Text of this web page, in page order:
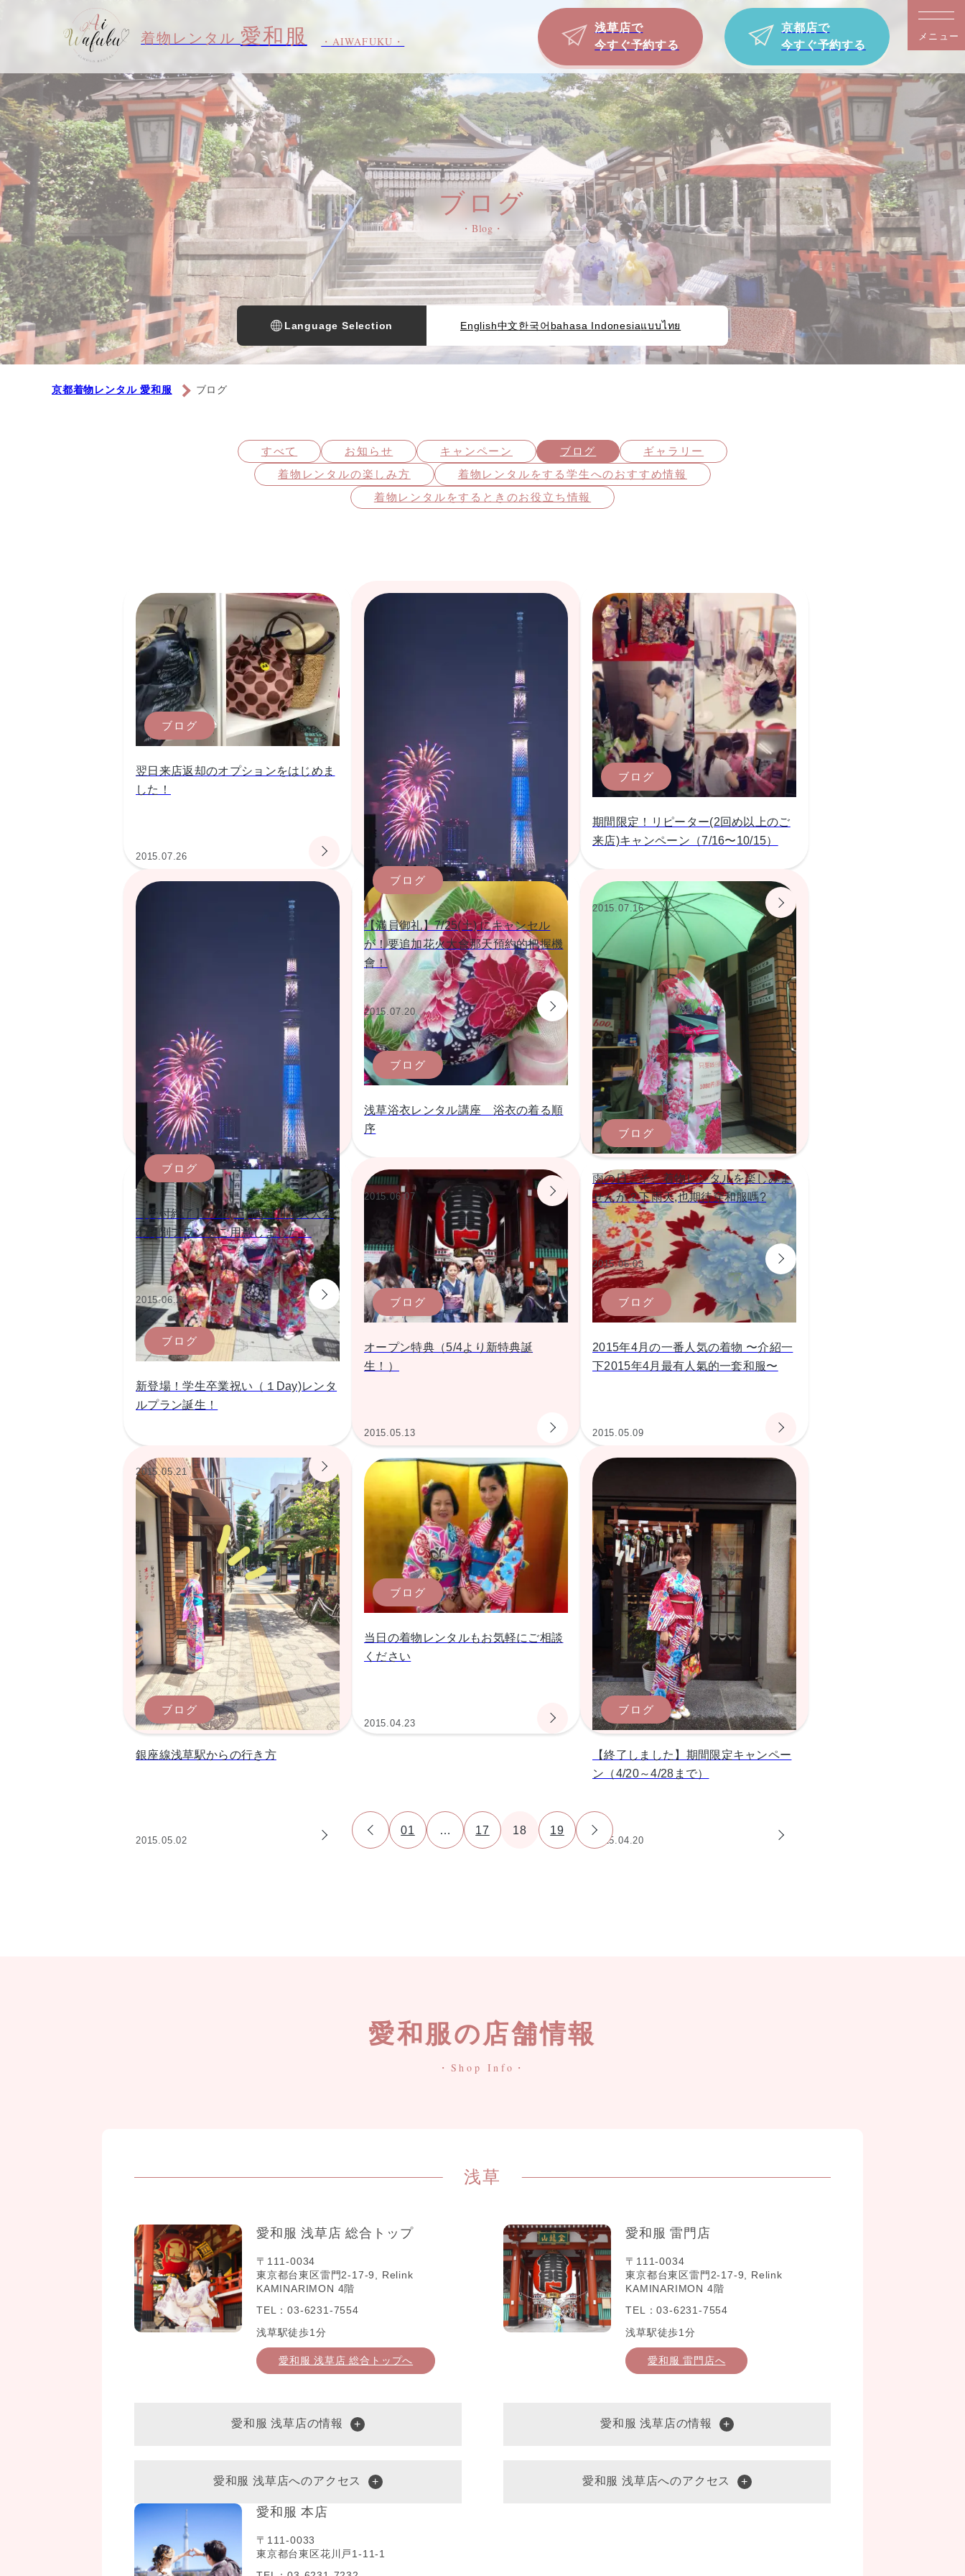
着物レンタル 愛和服 ・AIWAFUKU・
浅草店で
今すぐ予約する
京都店で
今すぐ予約する
メニュー
ブログ
・Blog・
京都着物レンタル 愛和服 ブログ
Language Selection English中文한국어 bahasa Indonesiaแบบไทย
すべて お知らせ キャンペーン ブログ
ギャラリー
着物レンタルの楽しみ方
着物レンタルをする学⽣へのおすすめ情報
着物レンタルをするときのお役立ち情報
ブログ
翌日来店返却のオプションをはじめま
した！
2015.07.26
ブログ
【満員御礼】7/25(土) にキャンセル
が！要追加花火大會那天預約的把握機
會！
2015.07.20
ブログ
期間限定！リピーター(2回め以上のご
来店)キャンペーン（7/16〜10/15）
2015.07.16
ブログ
【受付終了】7/25(土) 隅田川花火大会
の特別プランをご用意しました！
2015.06.26
ブログ
浅草浴衣レンタル講座 浴衣の着る順
序
2015.06.07
ブログ
雨の日こそ、着物レンタルを楽しみま
せんか？下雨天,也期待穿和服嗎?
2015.06.03
ブログ
新登場！学生卒業祝い（１Day)レンタ
ルプラン誕生！
2015.05.21
ブログ
オープン特典（5/4より新特典誕
生！）
2015.05.13
ブログ
2015年4月の一番人気の着物 〜介紹一
下2015年4月最有人氣的一套和服〜
2015.05.09
ブログ
銀座線浅草駅からの行き方
2015.05.02
ブログ
当日の着物レンタルもお気軽にご相談
ください
2015.04.23
ブログ
【終了しました】期間限定キャンペー
ン（4/20～4/28まで）
2015.04.20
01 … 17 18 19
愛和服の店舗情報
・Shop Info・
浅草
愛和服 浅草店 総合トップ
〒111-0034
東京都台東区雷門2-17-9, Relink
KAMINARIMON 4階
TEL：03-6231-7554
浅草駅徒歩1分
愛和服 浅草店 総合トップへ
愛和服 浅草店の情報
愛和服 浅草店へのアクセス
愛和服 雷門店
〒111-0034
東京都台東区雷門2-17-9, Relink
KAMINARIMON 4階
TEL：03-6231-7554
浅草駅徒歩1分
愛和服 雷門店へ
愛和服 浅草店の情報
愛和服 浅草店へのアクセス
愛和服 本店
〒111-0033
東京都台東区花川戸1-11-1